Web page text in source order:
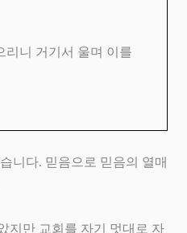
리니 거기서 울며 이를
니다. 믿음으로 믿음의 열매
지만 교회를 자기 멋대로 자